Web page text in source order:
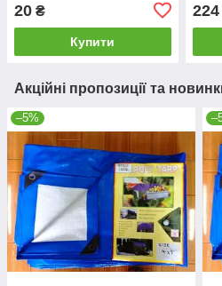
20 ₴
Купити
224
Акційні пропозиції та
–5%